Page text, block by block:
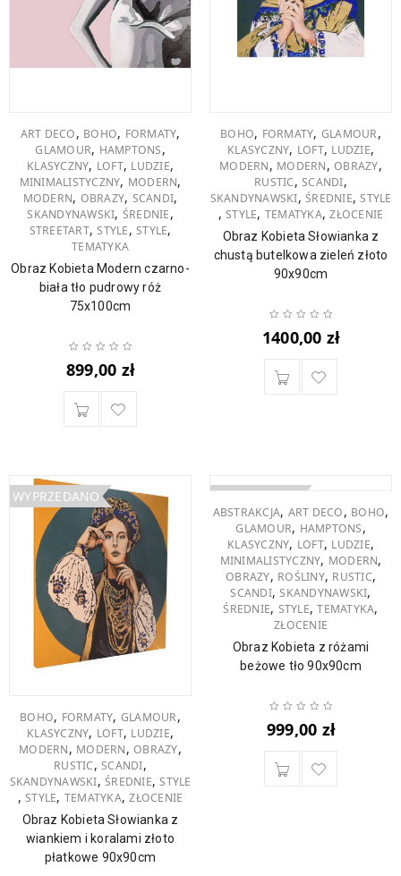
ART DECO, BOHO, FORMATY,
GLAMOUR, HAMPTONS,
KLASYCZNY, LOFT, LUDZIE,
MINIMALISTYCZNY, MODERN,
MODERN, OBRAZY, SCANDI,
SKANDYNAWSKI, ŚREDNIE,
STREETART,STYLE, STYLE,
TEMATYKA
Obraz Kobieta Modern czarno-
biała tło pudrowy róż
75x100cm
899,00 zł
BOHO, FORMATY, GLAMOUR,
KLASYCZNY, LOFT, LUDZIE,
MODERN, MODERN,OBRAZY,
RUSTIC,SCANDI,
SKANDYNAWSKI, ŚREDNIE,STYLE
,STYLE, TEMATYKA,ZŁOCENIE
Obraz Kobieta Słowianka z
chustą butelkowa zieleń złoto
90x90cm
1400,00 zł
WYPRZEDANO
BOHO, FORMATY, GLAMOUR,
KLASYCZNY, LOFT, LUDZIE,
MODERN, MODERN,OBRAZY,
RUSTIC,SCANDI,
SKANDYNAWSKI, ŚREDNIE,STYLE
,STYLE, TEMATYKA,ZŁOCENIE
Obraz Kobieta Słowianka z
wiankiem i koralami złoto
płatkowe 90x90cm
ABSTRAKCJA, ART DECO, BOHO,
GLAMOUR, HAMPTONS,
KLASYCZNY, LOFT, LUDZIE,
MINIMALISTYCZNY, MODERN,
OBRAZY, ROŚLINY, RUSTIC,
SCANDI,SKANDYNAWSKI,
ŚREDNIE, STYLE,TEMATYKA,
ZŁOCENIE
Obraz Kobieta z różami
beżowe tło 90x90cm
999,00 zł